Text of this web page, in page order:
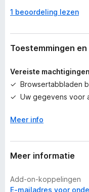
g
e
n
a
r
d
r
n
g
1 beoordeling lezen
Toestemmingen
Vereiste
Browsertabbladen
Uw gegevens voor
Meer info
Meer informatie
Add-on-koppelingen
E-mailadres voor